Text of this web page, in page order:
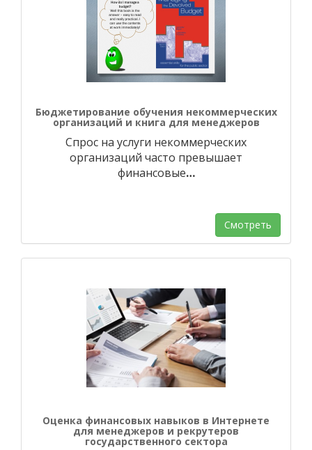
Бюджетирование обучения некоммерческих
организаций и книга для менеджеров
Спрос на услуги некоммерческих
организаций часто превышает
финансовые…
Смотреть
Оценка финансовых навыков в Интернете
для менеджеров и рекрутеров
государственного сектора